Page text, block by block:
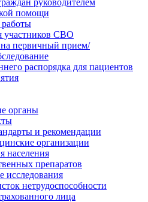
руководителем
помощи
участников СВО
первичный прием/
распорядка для пациентов
органы
и рекомендации
организации
населения
препаратов
исследования
нетрудоспособности
лица